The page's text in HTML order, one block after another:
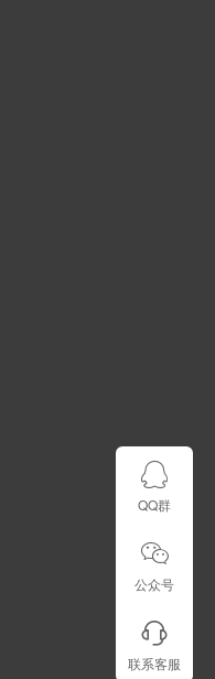
QQ群
公众号
联系客服